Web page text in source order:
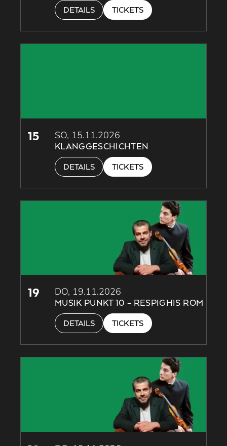
DETAILS TICKETS
15 SO, 15.11.2026
KLANGGESCHICHTEN
DETAILS TICKETS
19 DO, 19.11.2026
MUSIK PUNKT 10 – RESPIGHIS ROM
DETAILS TICKETS